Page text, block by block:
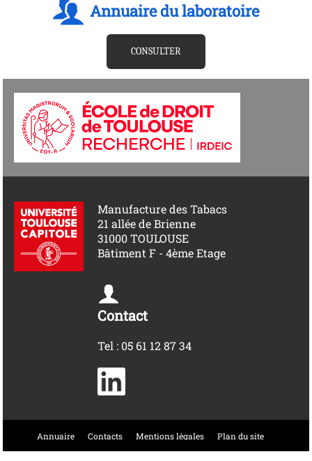
Annuaire du laboratoire
CONSULTER
Manufacture des Tabacs
21 allée de Brienne
31000 TOULOUSE
Bâtiment F - 4ème Etage
Contact
Tel : 05 61 12 87 34
Annuaire Contacts Mentions légales Plan du site